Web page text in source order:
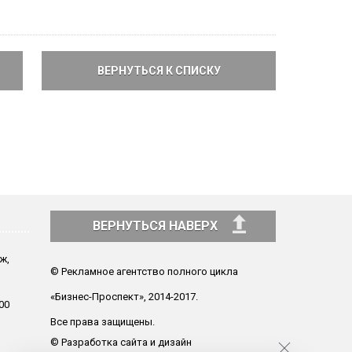
ВЕРНУТЬСЯ К СПИСКУ
ВЕРНУТЬСЯ НАВЕРХ
© Рекламное агентство полного цикла
«Бизнес-Проспект», 2014-2017.
Все права защищены.
© Разработка сайта и дизайн